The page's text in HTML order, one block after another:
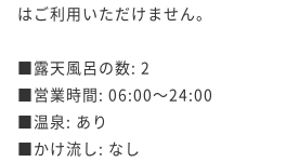
はご利用いただけません。
■露天風呂の数: 2
■営業時間: 06:00～24:00
■温泉: あり
■かけ流し: なし